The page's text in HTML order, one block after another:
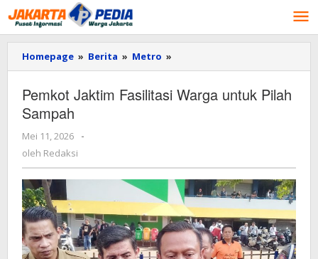
Lewati
ke
konten
Homepage » Berita » Metro »
Jaktim
Warga
Pemkot Jaktim Fasilitasi Warga untuk Pilah
Sampah
Mei 11, 2026
oleh
-
oleh Redaksi